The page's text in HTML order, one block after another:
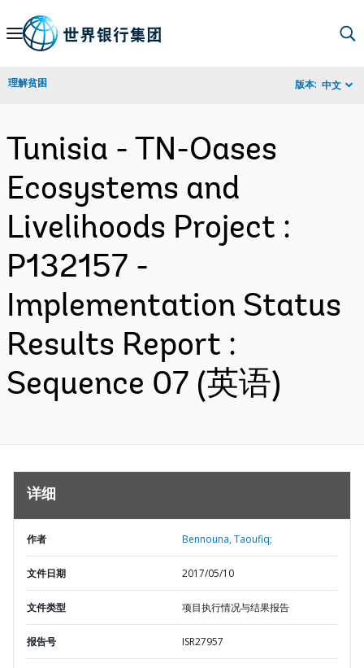
Skip
Navigation
理解贫困 版本: 中文
Tunisia - TN-Oases
Ecosystems and
Livelihoods Project :
P132157 -
Implementation Status
Results Report :
Sequence 07 (英语)
详细
作者 Bennouna, Taoufiq;
文件日期 2017/05/10
文件类型 项目执行情况与结果报告
报告号 ISR27957